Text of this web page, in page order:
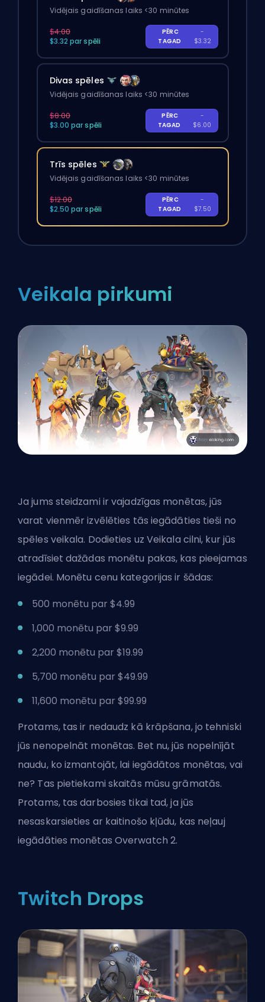
Vidējais gaidīšanas laiks <30 minūtes
$4.00
$3.32 par spēli
PĒRC
TAGAD
-
$3.32
Divas spēles
Vidējais gaidīšanas laiks <30 minūtes
$8.00
$3.00 par spēli
PĒRC
TAGAD
-
$6.00
Trīs spēles
Vidējais gaidīšanas laiks <30 minūtes
$12.00
$2.50 par spēli
PĒRC
TAGAD
-
$7.50
Veikala pirkumi
Ja jums steidzami ir vajadzīgas monētas, jūs
varat vienmēr izvēlēties tās iegādāties tieši no
spēles veikala. Dodieties uz Veikala cilni, kur jūs
atradīsiet dažādas monētu pakas, kas pieejamas
iegādei. Monētu cenu kategorijas ir šādas:
500 monētu par $4.99
1,000 monētu par $9.99
2,200 monētu par $19.99
5,700 monētu par $49.99
11,600 monētu par $99.99
Protams, tas ir nedaudz kā krāpšana, jo tehniski
jūs nenopelnāt monētas. Bet nu, jūs nopelnījāt
naudu, ko izmantojāt, lai iegādātos monētas, vai
ne? Tas pietiekami skaitās mūsu grāmatās.
Protams, tas darbosies tikai tad, ja jūs
nesaskarsieties ar kaitinošo kļūdu, kas neļauj
iegādāties monētas Overwatch 2.
Twitch Drops